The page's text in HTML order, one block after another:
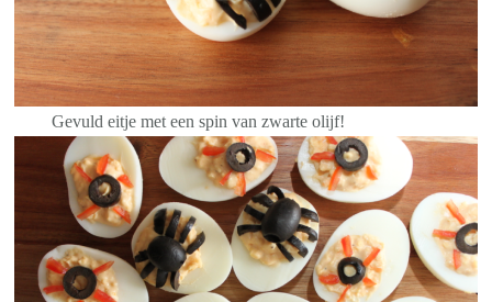
Gevuld eitje met een spin van zwarte olijf!